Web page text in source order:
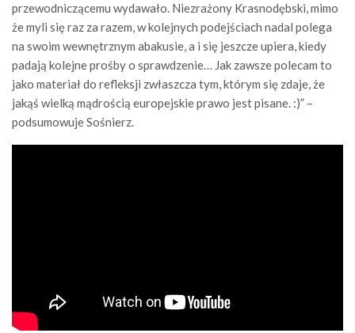
przewodniczącemu wydawało. Niezrażony Krasnodębski, mimo
że myli się raz za razem, w kolejnych podejściach nadal polega
na swoim wewnętrznym abakusie, a i się jeszcze upiera, kiedy
padają kolejne prośby o sprawdzenie… Jak zawsze polecam to
jako materiał do refleksji zwłaszcza tym, którym się zdaje, że
jakąś wielką mądrością europejskie prawo jest pisane. :)” –
podsumowuje Sośnierz.